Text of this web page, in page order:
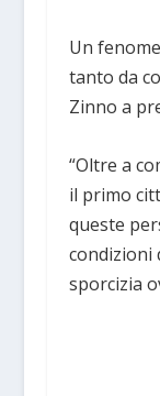
Un
tanto da
Zinno a
“Oltre a
il primo
queste
condizioni
sporcizia